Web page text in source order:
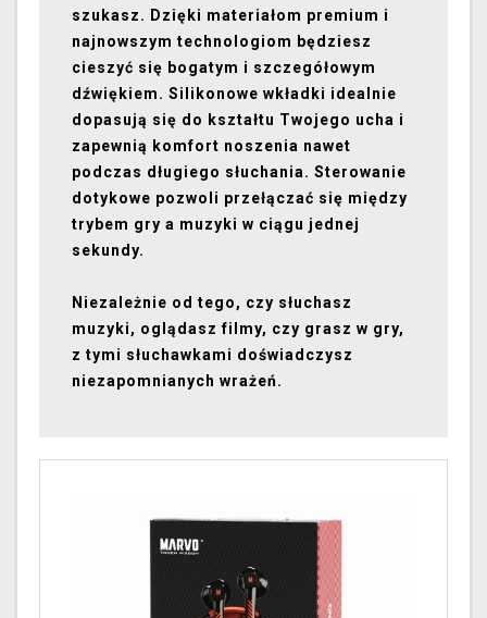
szukasz. Dzięki materiałom premium i
najnowszym technologiom będziesz
cieszyć się bogatym i szczegółowym
dźwiękiem. Silikonowe wkładki idealnie
dopasują się do kształtu Twojego ucha i
zapewnią komfort noszenia nawet
podczas długiego słuchania. Sterowanie
dotykowe pozwoli przełączać się między
trybem gry a muzyki w ciągu jednej
sekundy.
Niezależnie od tego, czy słuchasz
muzyki, oglądasz filmy, czy grasz w gry,
z tymi słuchawkami doświadczysz
niezapomnianych wrażeń.